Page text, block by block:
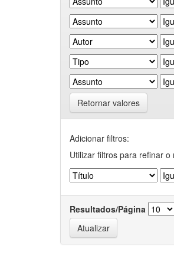
Retornar valores
Adicionar filtros:
Utilizar filtros para refinar
Resultados/Página